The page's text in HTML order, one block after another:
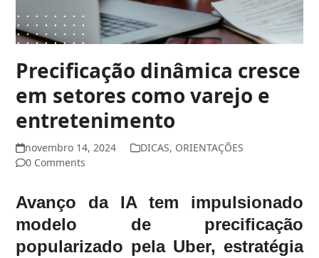
Precificação dinâmica cresce
em setores como varejo e
entretenimento
novembro 14, 2024 DICAS, ORIENTAÇÕES
0 Comments
Avanço da IA tem impulsionado
modelo de precificação
popularizado pela Uber, estratégia